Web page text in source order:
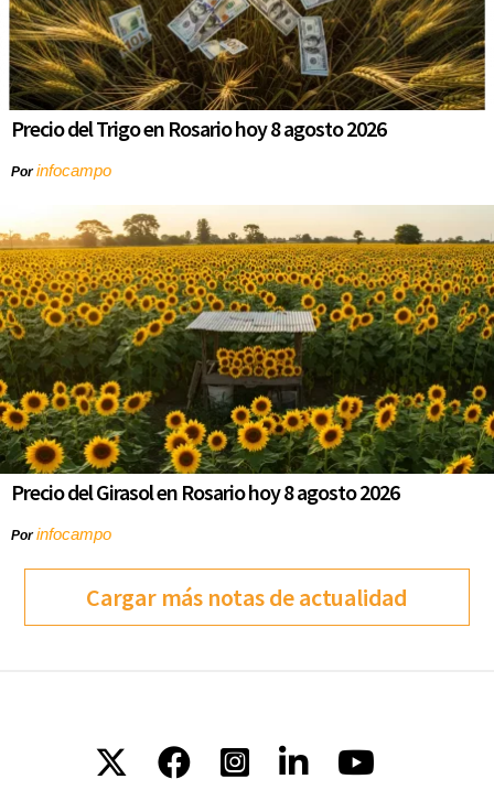
Precio del Trigo en Rosario hoy 8 agosto 2026
Porinfocampo
Precio del Girasol en Rosario hoy 8 agosto 2026
Porinfocampo
Cargar más notas de actualidad